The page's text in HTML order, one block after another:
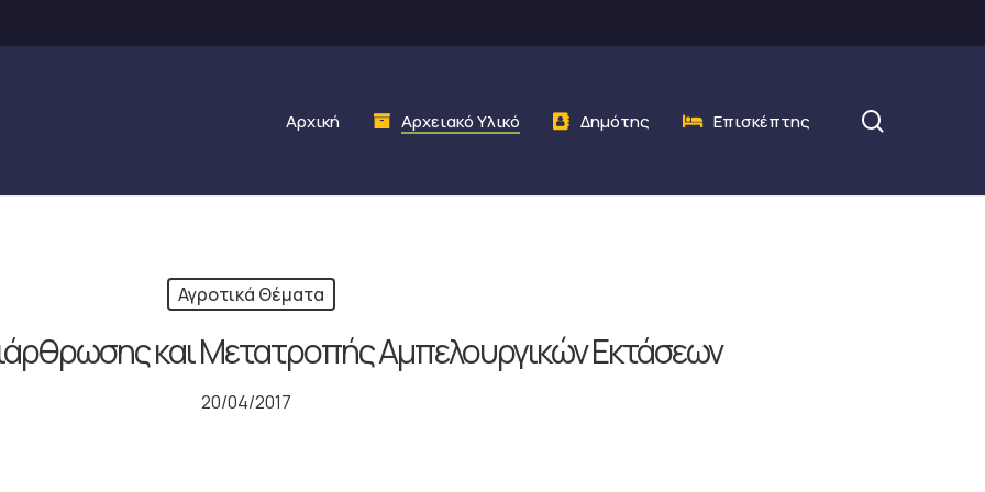
Αρχική Αρχειακό Υλικό Δημότης Επισκέπτης
Αγροτικά Θέματα
και Μετατροπής Αμπελουργικών Εκτάσεων
20/04/2017